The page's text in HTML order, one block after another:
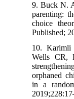
9. Buck N.
parenting:
choice
Published;
10.
Wells CR,
orphaned
in a